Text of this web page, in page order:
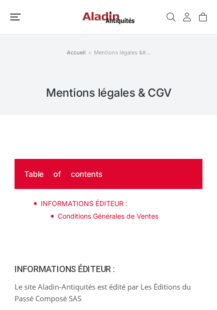
Accueil Mentions légales &#…
Mentions légales & CGV
INFORMATIONS ÉDITEUR :
Le site Aladin-Antiquités est édité par Les Éditions du
Passé Composé SAS
Table of contents
INFORMATIONS ÉDITEUR :
Conditions Générales de Ventes